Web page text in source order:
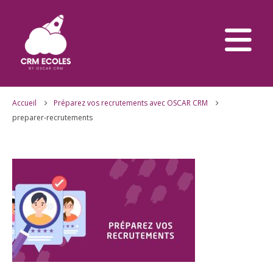
Accueil
Préparez vos recrutements avec OSCAR CRM
preparer-recrutements